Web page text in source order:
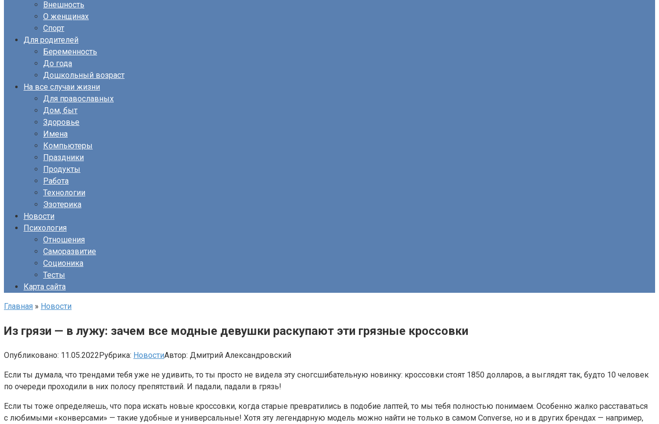
Внешность
О женщинах
Спорт
Для родителей
Беременность
До года
Дошкольный возраст
На все случаи жизни
Для православных
Дом, быт
Здоровье
Имена
Компьютеры
Праздники
Продукты
Работа
Технологии
Эзотерика
Новости
Психология
Отношения
Саморазвитие
Соционика
Тесты
Карта сайта
Главная » Новости
Из грязи — в лужу: зачем все модные девушки раскупают эти грязные кроссовки
Опубликовано: 11.05.2022Рубрика: НовостиАвтор: Дмитрий Александровский
Если ты думала, что трендами тебя уже не удивить, то ты просто не видела эту сногсшибательную новинку: кроссовки стоят 1850 долларов, а выглядят так, будто 10 человек
по очереди проходили в них полосу препятствий. И падали, падали в грязь!
Если ты тоже определяешь, что пора искать новые кроссовки, когда старые превратились в подобие лаптей, то мы тебя полностью понимаем. Особенно жалко расставаться
с любимыми «конверсами» — такие удобные и универсальные! Хотя эту легендарную модель можно найти не только в самом Converse, но и в других брендах — например,